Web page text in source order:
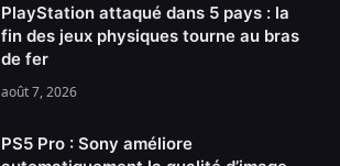
PlayStation attaqué dans 5 pays : la
fin des jeux physiques tourne au bras
de fer
août 7, 2026
PS5 Pro : Sony améliore